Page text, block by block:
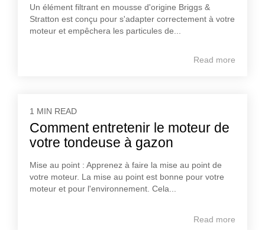
Un élément filtrant en mousse d'origine Briggs &
Stratton est conçu pour s'adapter correctement à votre
moteur et empêchera les particules de...
Read more
1 MIN READ
Comment entretenir le moteur de
votre tondeuse à gazon
Mise au point : Apprenez à faire la mise au point de
votre moteur. La mise au point est bonne pour votre
moteur et pour l'environnement. Cela...
Read more